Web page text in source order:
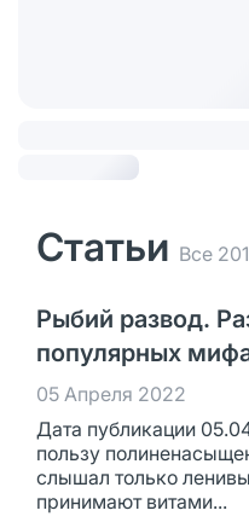
Статьи Все
Рыбий развод.
популярных
05 Апреля 2022
Дата публикации
пользу
слышал только
принимают витами...